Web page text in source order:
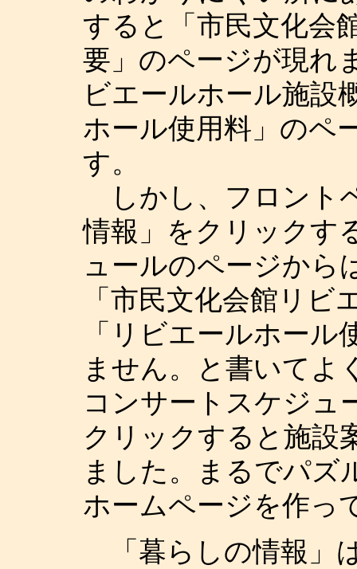
すると「市民文化会
要」のページが現れ
ビエールホール施設
ホール使用料」のペ
す。
しかし、フロント
情報」をクリックす
ュールのページから
「市民文化会館リ
「リビエールホー
ません。と書いてよ
コンサートスケジュ
クリックすると施設
ました。まるでパズ
ホームページを作っ
「暮らしの情報」